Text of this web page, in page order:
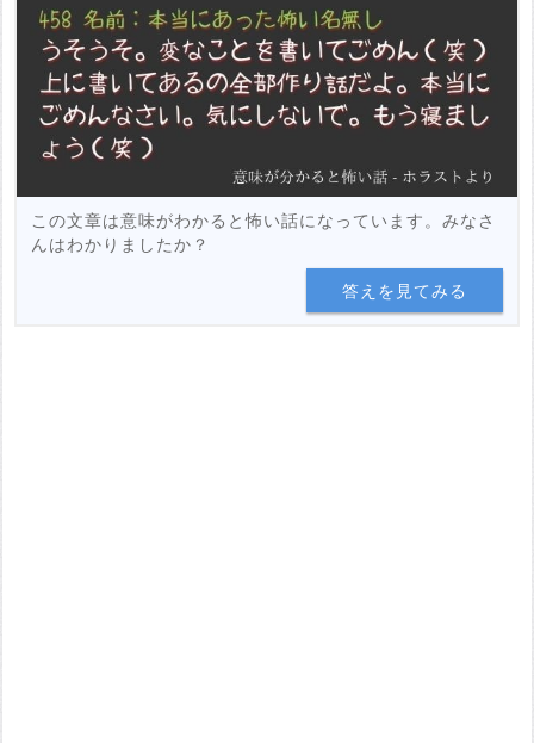
この文章は意味がわかると怖い話になっています。みなさ
んはわかりましたか？
答えを見てみる